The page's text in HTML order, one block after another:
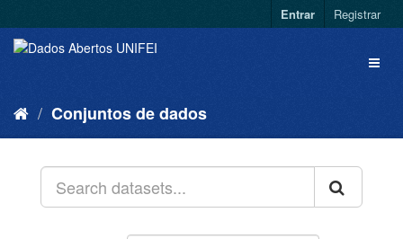
Entrar Registrar
Conjuntos de dados